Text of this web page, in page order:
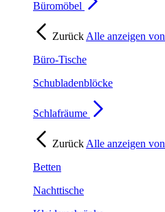
Büromöbel
Zurück Alle anzeigen von
Büro-Tische
Schubladenblöcke
Schlafräume
Zurück Alle anzeigen von
Betten
Nachttische